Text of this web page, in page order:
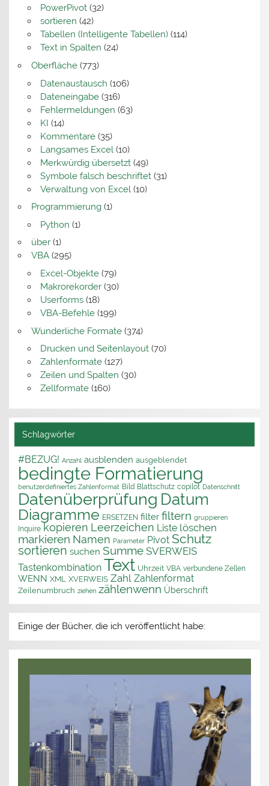
PowerPivot(32)
sortieren (42)
Tabellen (Intelligente Tabellen)(114)
Text in Spalten (24)
Oberfläche(773)
Datenaustausch (106)
Dateneingabe(316)
Fehlermeldungen (63)
KI (14)
Kommentare(35)
Langsames Excel (10)
Merkwürdig übersetzt(49)
Symbole falsch beschriftet(31)
Verwaltung von Excel (10)
Programmierung(1)
Python (1)
über(1)
VBA(295)
Excel-Objekte(79)
Makrorekorder(30)
Userforms(18)
VBA-Befehle(199)
Wunderliche Formate(374)
Drucken und Seitenlayout(70)
Zahlenformate(127)
Zeilen und Spalten (30)
Zellformate(160)
Schlagwörter
#BEZUG! Anzahl ausblenden ausgeblendet
bedingte Formatierung
benutzerdefiniertes Zahlenformat Bild Blattschutz copilot Datenschnitt
Datenüberprüfung Datum
Diagramme ERSETZEN filter filtern gruppieren
Inquire kopieren Leerzeichen Liste löschen
markieren Namen Parameter Pivot Schutz
sortieren suchen Summe SVERWEIS
Tastenkombination Text Uhrzeit VBA verbundene Zellen
WENN XML XVERWEIS Zahl Zahlenformat
Zeilenumbruch ziehen zählenwenn Überschrift
Einige der Bücher, die ich veröffentlicht habe: